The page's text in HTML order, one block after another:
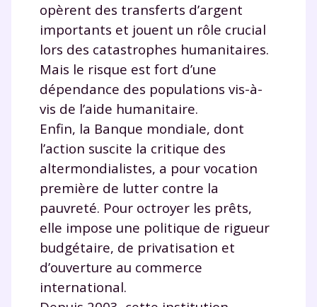
opèrent des transferts d’argent
importants et jouent un rôle crucial
lors des catastrophes humanitaires.
Mais le risque est fort d’une
dépendance des populations vis-à-
vis de l’aide humanitaire.
Enfin, la Banque mondiale, dont
l’action suscite la critique des
altermondialistes, a pour vocation
première de lutter contre la
pauvreté. Pour octroyer les prêts,
elle impose une politique de rigueur
budgétaire, de privatisation et
d’ouverture au commerce
international.